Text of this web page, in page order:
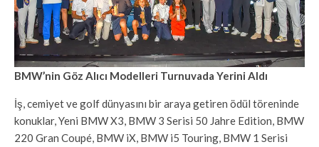
BMW’nin Göz Alıcı Modelleri Turnuvada Yerini Aldı
İş, cemiyet ve golf dünyasını bir araya getiren ödül töreninde
konuklar, Yeni BMW X3, BMW 3 Serisi 50 Jahre Edition, BMW
220 Gran Coupé, BMW iX, BMW i5 Touring, BMW 1 Serisi